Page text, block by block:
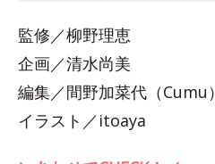
監修／柳野理恵
企画／清水尚美
編集／間野加菜代（Cumu）
イラスト／itoaya